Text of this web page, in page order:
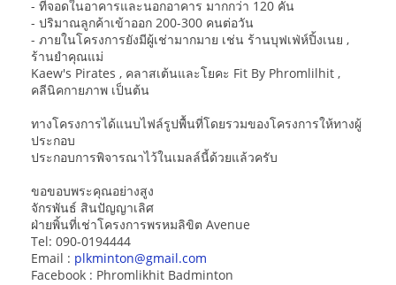
- ที่จอดในอาคารและนอกอาคาร มากกว่า 120 คัน
- ปริมาณลูกค้าเข้าออก 200-300 คนต่อวัน
- ภายในโครงการยังมีผู้เช่ามากมาย เช่น ร้านบุฟเฟ่ห์ปิ้งเนย ,
ร้านยำคุณแม่
Kaew's Pirates , คลาสเต้นและโยคะ Fit By Phromlilhit ,
คลีนิคกายภาพ เป็นต้น
ทางโครงการได้แนบไฟล์รูปพื้นที่โดยรวมของโครงการให้ทางผู้
ประกอบ
ประกอบการพิจารณาไว้ในเมลล์นี้ด้วยแล้วครับ
ขอขอบพระคุณอย่างสูง
จักรพันธ์ สินปัญญาเลิศ
ฝ่ายพิ้นที่เช่าโครงการพรหมลิขิต Avenue
Tel: 090-0194444
Email : plkminton@gmail.com
Facebook : Phromlikhit Badminton